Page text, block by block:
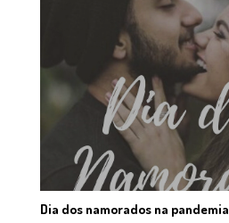
Dia dos namorados na pandemia